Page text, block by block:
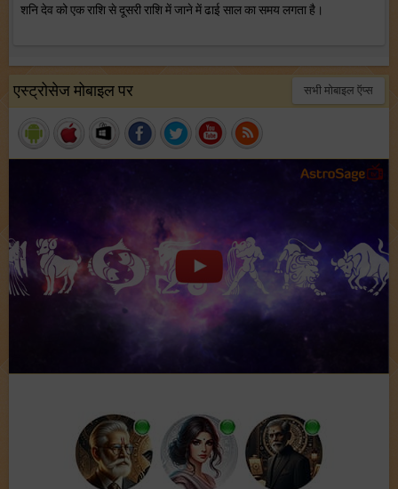
शनि देव को एक राशि से दूसरी राशि में जाने में ढाई साल का समय लगता है।
एस्ट्रोसेज मोबाइल पर सभी मोबाइल ऍप्स